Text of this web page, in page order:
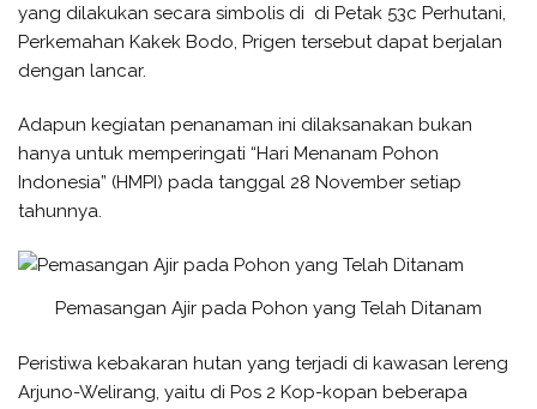
yang dilakukan secara simbolis di di Petak 53c Perhutani,
Perkemahan Kakek Bodo, Prigen tersebut dapat berjalan
dengan lancar.
Adapun kegiatan penanaman ini dilaksanakan bukan
hanya untuk memperingati “Hari Menanam Pohon
Indonesia” (HMPI) pada tanggal 28 November setiap
tahunnya.
Pemasangan Ajir pada Pohon yang Telah Ditanam
Peristiwa kebakaran hutan yang terjadi di kawasan lereng
Arjuno-Welirang, yaitu di Pos 2 Kop-kopan beberapa